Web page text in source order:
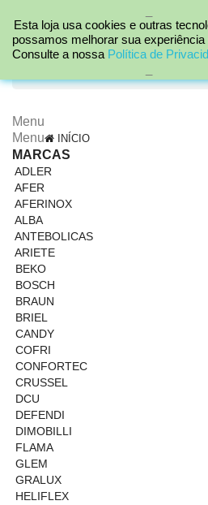

Menu
Menu
INÍCIO
MARCAS
ADLER
AFER
AFERINOX
ALBA
ANTEBOLICAS
ARIETE
BEKO
BOSCH
BRAUN
BRIEL
CANDY
COFRI
CONFORTEC
CRUSSEL
DCU
DEFENDI
DIMOBILLI
FLAMA
GLEM
GRALUX
HELIFLEX
Esta loja usa cookies e outras
possamos melhorar sua
Consulte a nossa Política de